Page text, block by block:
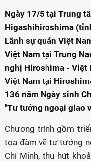
Ngày 17/5 tại Trung
Higashihiroshima
Lãnh sự quán Việt
Việt Nam tại Trung
nghị Hiroshima - Việt
Việt Nam tại
136 năm Ngày sinh
"Tư tưởng ngoại giao
Chương trình gồm
tọa đàm về tư tưởng
Chí Minh, thu hút